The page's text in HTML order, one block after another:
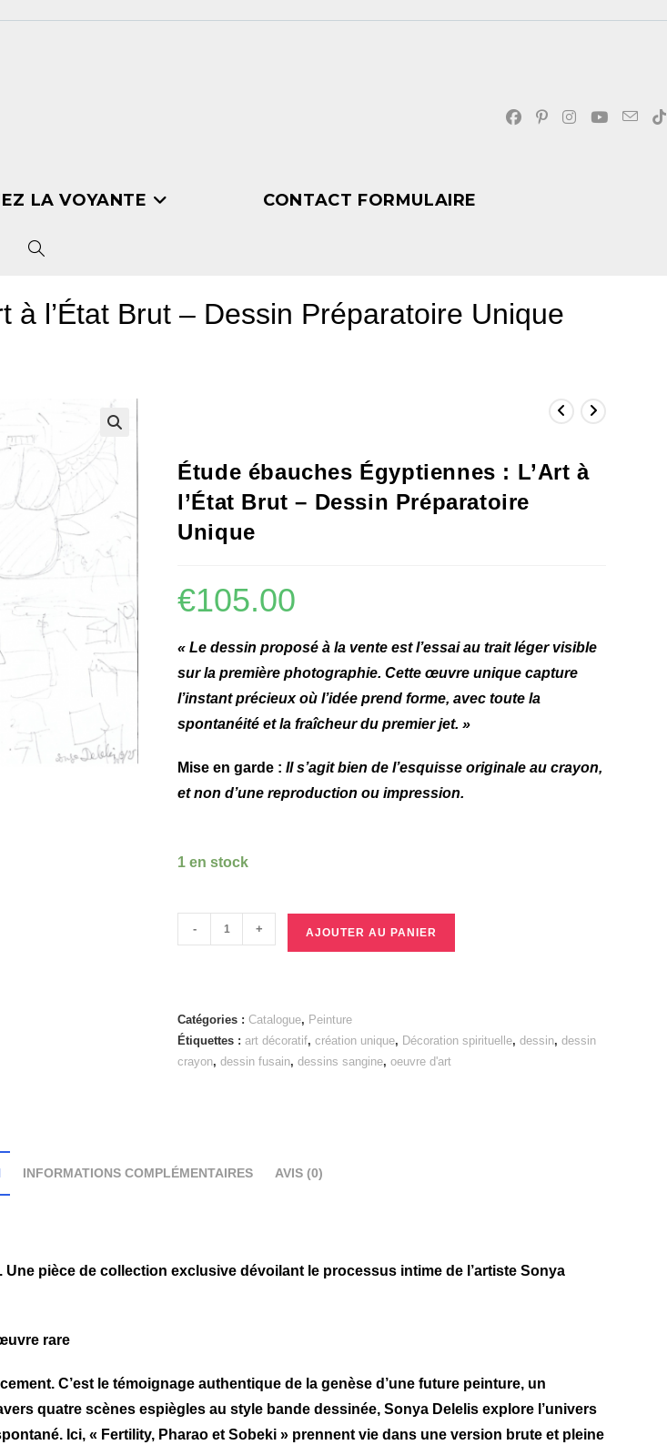
LA VOYANTE CONTACT FORMULAIRE
à l’État Brut – Dessin Préparatoire Unique
Étude ébauches Égyptiennes : L’Art à
l’État Brut – Dessin Préparatoire
Unique
€105.00
« Le dessin proposé à la vente est l’essai au trait léger visible
sur la première photographie. Cette œuvre unique capture
l’instant précieux où l’idée prend forme, avec toute la
spontanéité et la fraîcheur du premier jet. »
Mise en garde : Il s’agit bien de l’esquisse originale au crayon,
et non d’une reproduction ou impression.
1 en stock
- + AJOUTER AU PANIER
Catégories :Catalogue, Peinture
Étiquettes :art décoratif,création unique, Décoration spirituelle,dessin,dessin
crayon,dessin fusain,dessins sangine,oeuvre d'art
INFORMATIONS COMPLÉMENTAIRES AVIS (0)
pièce de collection exclusive dévoilant le processus intime de l’artiste Sonya
rare
C’est letémoignage authentique de la genèse d’une future peinture, un
quatre scènes espiègles au style bande dessinée, Sonya Delelis explore l’univers
Ici, « Fertility, Pharao et Sobeki » prennent vie dans une version brute et pleine